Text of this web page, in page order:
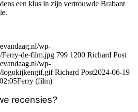
een klus in zijn vertrouwde Brabant
wp-
Ferry-de-film.jpg 799 1200 Richard Post
wp-
logokijkengif.gif Richard Post2024-06-19
Ferry (film)
recensies?